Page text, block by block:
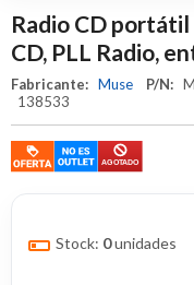
Radio CD
CD, PLL Radio,
Fabricante: Muse P/N:
138533
Stock: 0unidades